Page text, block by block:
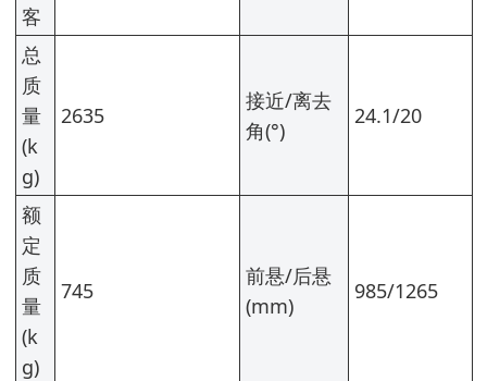
客
总
质
量
(k
g)
2635
接近/离去
角(°)
24.1/20
额
定
质
量
(k
g)
745
前悬/后悬
(mm)
985/1265